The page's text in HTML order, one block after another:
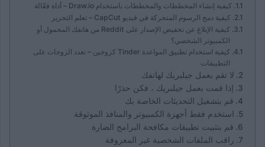
كيفية إنشاء المخططات والمخططات باستخدام Draw.io – أداة فعّالة
كيفية دمج الرسوم المتحركة في فيديو CapCut – تعلم التحرير
كيفية الإبلاغ عن تخفيض الإصدار على Reddit من هاتفك المحمول أو
الكمبيوتر الشخصي؟
كيفية استخدام تطبيق المواعدة Tinder كزوجين – تعدد الزوجات على
التطبيقات
لا تقم بعمل جيلبريك لهاتفك
إذا قمت بعمل جيلبريك ، فكن حذرًا
قم بتشغيل التحديثات الخاصة بك
استخدم فقط أجهزة الكمبيوتر والمنافذ الموثوقة
قم بتثبيت تطبيقات مكافحة البرامج الضارة
راقب الملفات الشخصية غير المعروفة